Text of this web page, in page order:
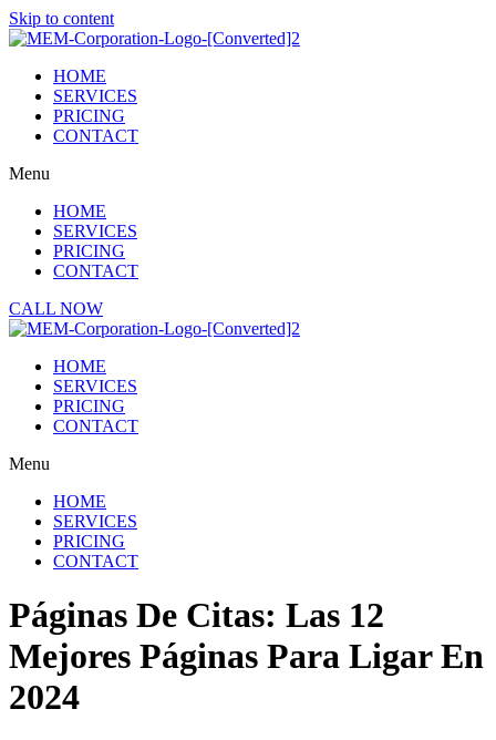
Skip to content
HOME
SERVICES
PRICING
CONTACT
Menu
HOME
SERVICES
PRICING
CONTACT
CALL NOW
HOME
SERVICES
PRICING
CONTACT
Menu
HOME
SERVICES
PRICING
CONTACT
Páginas De Citas: Las 12
Mejores Páginas Para Ligar En
2024